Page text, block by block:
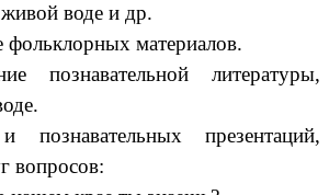
воде и др.
фольклорных материалов.
познавательной литературы,
презентаций,
вопросов: